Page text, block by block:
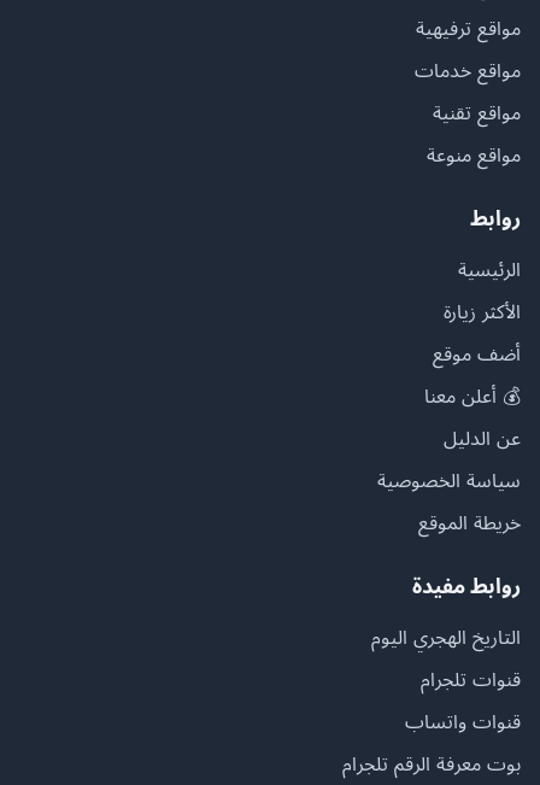
مواقع ترفيهية
مواقع خدمات
مواقع تقنية
مواقع منوعة
روابط
الرئيسية
الأكثر زيارة
أضف موقع
💰 أعلن معنا
عن الدليل
سياسة الخصوصية
خريطة الموقع
روابط مفيدة
التاريخ الهجري اليوم
قنوات تلجرام
قنوات واتساب
بوت معرفة الرقم تلجرام